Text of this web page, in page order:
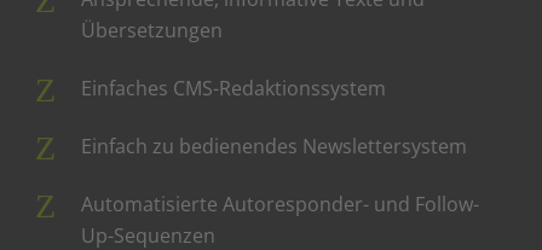
Übersetzungen
Einfaches CMS-Redaktionssystem
Einfach zu bedienendes Newslettersystem
Automatisierte Autoresponder- und Follow-
Up-Sequenzen